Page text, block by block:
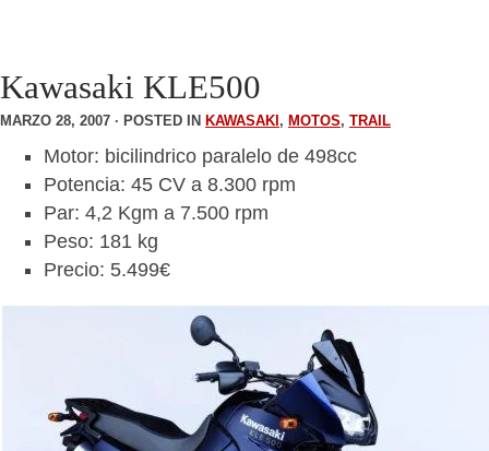
Kawasaki KLE500
MARZO 28, 2007 · POSTED IN KAWASAKI , MOTOS, TRAIL
Motor: bicilindrico paralelo de 498cc
Potencia: 45 CV a 8.300 rpm
Par: 4,2 Kgm a 7.500 rpm
Peso: 181 kg
Precio: 5.499€